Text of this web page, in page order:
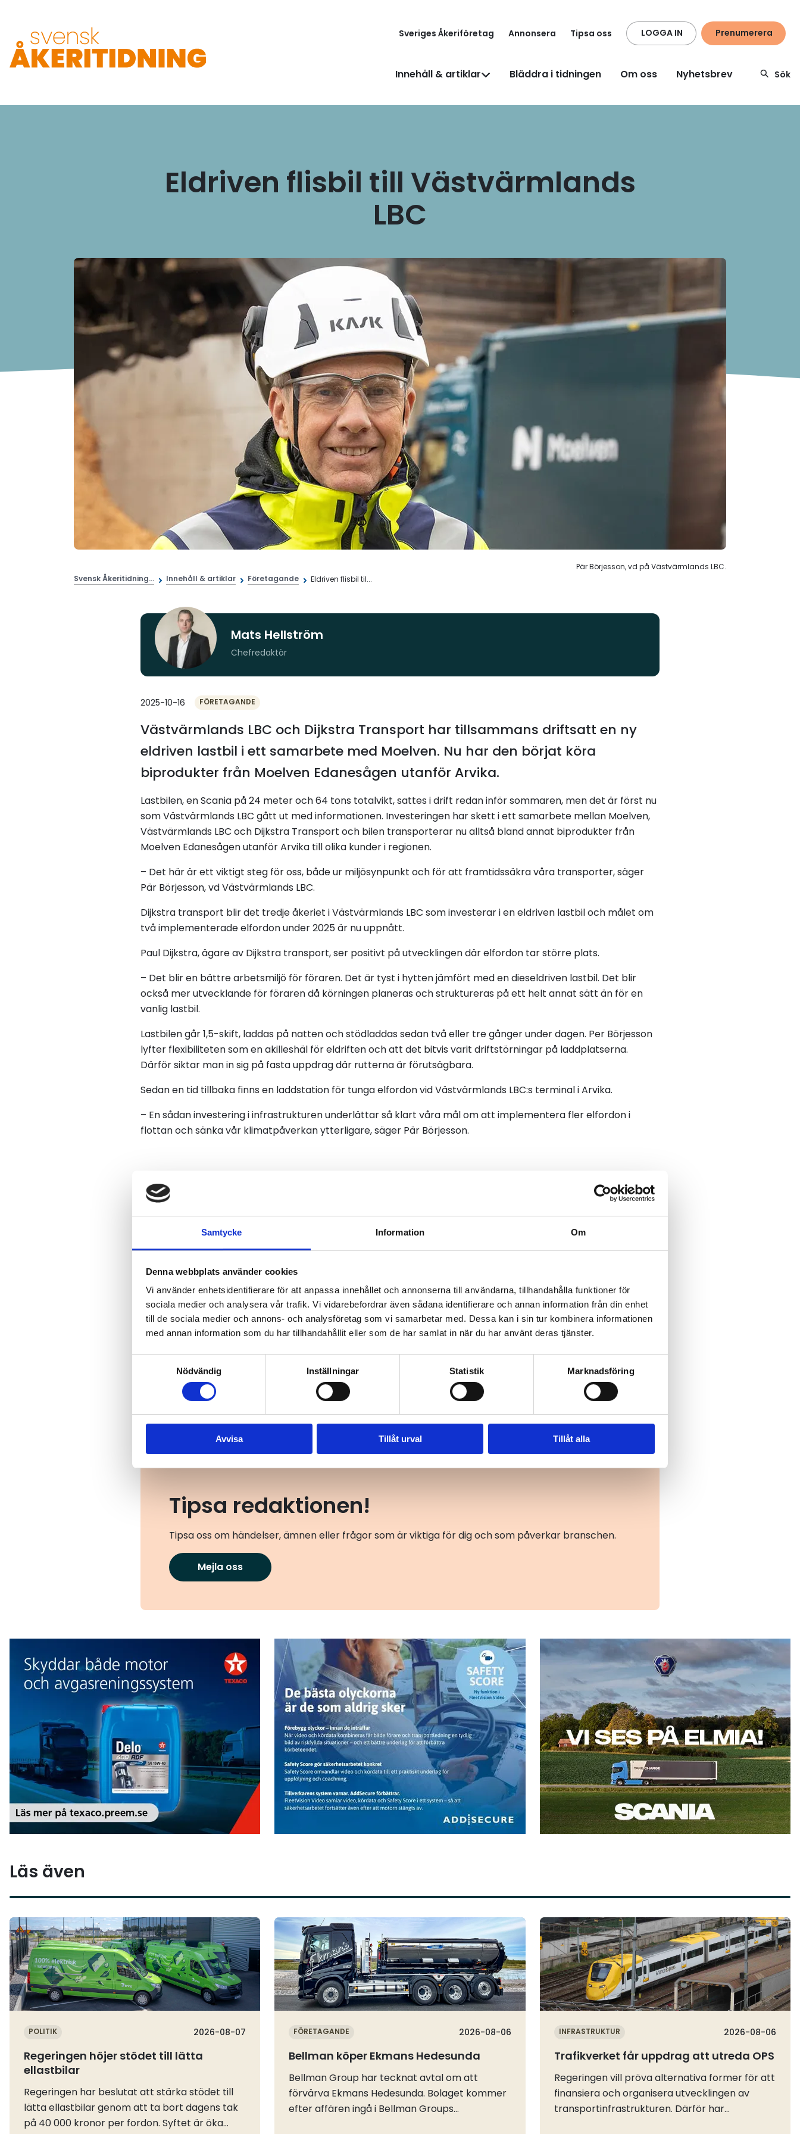
Samtycke Information Om
Denna webbplats använder cookies
Vi använder enhetsidentifierare för att anpassa innehållet och annonserna till användarna, tillhandahålla funktioner för
sociala medier och analysera vår trafik. Vi vidarebefordrar även sådana identifierare och annan information från din enhet
till de sociala medier och annons- och analysföretag som vi samarbetar med. Dessa kan i sin tur kombinera informationen
med annan information som du har tillhandahållit eller som de har samlat in när du har använt deras tjänster.
Nödvändig
Inställningar Statistik Marknadsföring
Avvisa Tillåt urval Tillåt alla
Sveriges Åkeriföretag Annonsera Tipsa oss LOGGA IN Prenumerera
Innehåll & artiklar Bläddra i tidningen Om oss Nyhetsbrev Sök
Eldriven flisbil till Västvärmlands
LBC
Svensk Åkeritidning... Innehåll & artiklar Företagande Eldriven flisbil til...
Pär Börjesson, vd på Västvärmlands LBC.
Mats Hellström
Chefredaktör
2025-10-16 FÖRETAGANDE
Västvärmlands LBC och Dijkstra Transport har tillsammans driftsatt en ny
eldriven lastbil i ett samarbete med Moelven. Nu har den börjat köra
biprodukter från Moelven Edanesågen utanför Arvika.
Lastbilen, en Scania på 24 meter och 64 tons totalvikt, sattes i drift redan inför sommaren, men det är först nu
som Västvärmlands LBC gått ut med informationen. Investeringen har skett i ett samarbete mellan Moelven,
Västvärmlands LBC och Dijkstra Transport och bilen transporterar nu alltså bland annat biprodukter från
Moelven Edanesågen utanför Arvika till olika kunder i regionen.
– Det här är ett viktigt steg för oss, både ur miljösynpunkt och för att framtidssäkra våra transporter, säger
Pär Börjesson, vd Västvärmlands LBC.
Dijkstra transport blir det tredje åkeriet i Västvärmlands LBC som investerar i en eldriven lastbil och målet om
två implementerade elfordon under 2025 är nu uppnått.
Paul Dijkstra, ägare av Dijkstra transport, ser positivt på utvecklingen där elfordon tar större plats.
– Det blir en bättre arbetsmiljö för föraren. Det är tyst i hytten jämfört med en dieseldriven lastbil. Det blir
också mer utvecklande för föraren då körningen planeras och struktureras på ett helt annat sätt än för en
vanlig lastbil.
Lastbilen går 1,5-skift, laddas på natten och stödladdas sedan två eller tre gånger under dagen. Per Börjesson
lyfter flexibiliteten som en akilleshäl för eldriften och att det bitvis varit driftstörningar på laddplatserna.
Därför siktar man in sig på fasta uppdrag där rutterna är förutsägbara.
Sedan en tid tillbaka finns en laddstation för tunga elfordon vid Västvärmlands LBC:s terminal i Arvika.
– En sådan investering i infrastrukturen underlättar så klart våra mål om att implementera fler elfordon i
flottan och sänka vår klimatpåverkan ytterligare, säger Pär Börjesson.
Tipsa redaktionen!
Tipsa oss om händelser, ämnen eller frågor som är viktiga för dig och som påverkar branschen.
Mejla oss
Add Secure Scania
Läs även
POLITIK 2026-08-07
Regeringen höjer stödet till lätta
ellastbilar
Regeringen har beslutat att stärka stödet till
lätta ellastbilar genom att ta bort dagens tak
på 40 000 kronor per fordon. Syftet är öka
Läs mer
FÖRETAGANDE 2026-08-06
Bellman köper Ekmans Hedesunda
Bellman Group har tecknat avtal om att
förvärva Ekmans Hedesunda. Bolaget kommer
efter affären ingå i Bellman Groups
Läs mer
INFRASTRUKTUR 2026-08-06
Trafikverket får uppdrag att utreda OPS
Regeringen vill pröva alternativa former för att
finansiera och organisera utvecklingen av
transportinfrastrukturen. Därför har
Läs mer